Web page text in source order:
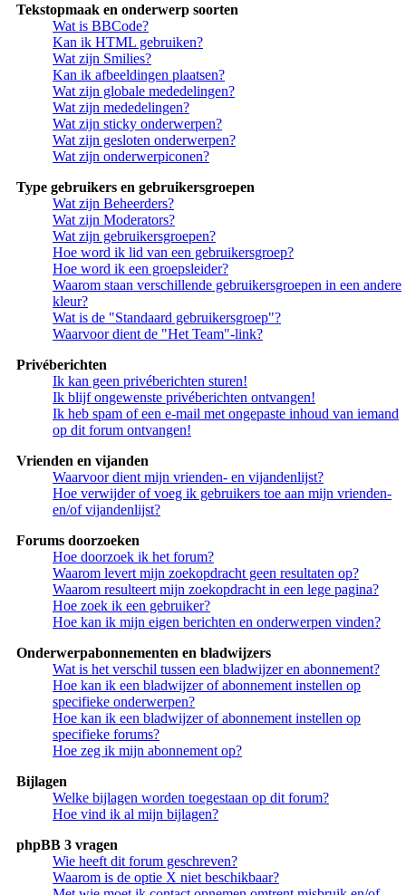
Tekstopmaak en onderwerp soorten
Wat is BBCode?
Kan ik HTML gebruiken?
Wat zijn Smilies?
Kan ik afbeeldingen plaatsen?
Wat zijn globale mededelingen?
Wat zijn mededelingen?
Wat zijn sticky onderwerpen?
Wat zijn gesloten onderwerpen?
Wat zijn onderwerpiconen?
Type gebruikers en gebruikersgroepen
Wat zijn Beheerders?
Wat zijn Moderators?
Wat zijn gebruikersgroepen?
Hoe word ik lid van een gebruikersgroep?
Hoe word ik een groepsleider?
Waarom staan verschillende gebruikersgroepen in een andere
kleur?
Wat is de "Standaard gebruikersgroep"?
Waarvoor dient de "Het Team"-link?
Privéberichten
Ik kan geen privéberichten sturen!
Ik blijf ongewenste privéberichten ontvangen!
Ik heb spam of een e-mail met ongepaste inhoud van iemand
op dit forum ontvangen!
Vrienden en vijanden
Waarvoor dient mijn vrienden- en vijandenlijst?
Hoe verwijder of voeg ik gebruikers toe aan mijn vrienden-
en/of vijandenlijst?
Forums doorzoeken
Hoe doorzoek ik het forum?
Waarom levert mijn zoekopdracht geen resultaten op?
Waarom resulteert mijn zoekopdracht in een lege pagina?
Hoe zoek ik een gebruiker?
Hoe kan ik mijn eigen berichten en onderwerpen vinden?
Onderwerpabonnementen en bladwijzers
Wat is het verschil tussen een bladwijzer en abonnement?
Hoe kan ik een bladwijzer of abonnement instellen op
specifieke onderwerpen?
Hoe kan ik een bladwijzer of abonnement instellen op
specifieke forums?
Hoe zeg ik mijn abonnement op?
Bijlagen
Welke bijlagen worden toegestaan op dit forum?
Hoe vind ik al mijn bijlagen?
phpBB 3 vragen
Wie heeft dit forum geschreven?
Waarom is de optie X niet beschikbaar?